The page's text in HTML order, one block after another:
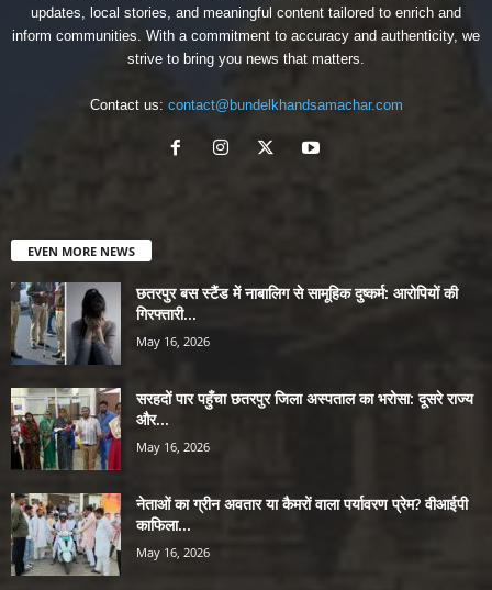
updates, local stories, and meaningful content tailored to enrich and
inform communities. With a commitment to accuracy and authenticity, we
strive to bring you news that matters.
Contact us: contact@bundelkhandsamachar.com
EVEN MORE NEWS
छतरपुर बस स्टैंड में नाबालिग से सामूहिक दुष्कर्म: आरोपियों की
गिरफ्तारी...
May 16, 2026
सरहदों पार पहुँचा छतरपुर जिला अस्पताल का भरोसा: दूसरे राज्य
और...
May 16, 2026
नेताओं का ग्रीन अवतार या कैमरों वाला पर्यावरण प्रेम? वीआईपी
काफिला...
May 16, 2026